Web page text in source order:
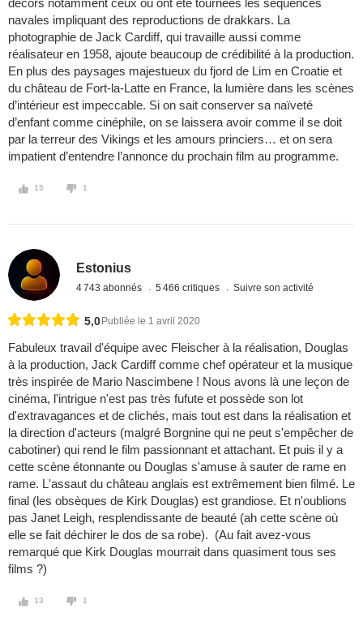
décors notamment ceux où ont été tournées les séquences
navales impliquant des reproductions de drakkars. La
photographie de Jack Cardiff, qui travaille aussi comme
réalisateur en 1958, ajoute beaucoup de crédibilité à la production.
En plus des paysages majestueux du fjord de Lim en Croatie et
du château de Fort-la-Latte en France, la lumière dans les scènes
d’intérieur est impeccable. Si on sait conserver sa naïveté
d’enfant comme cinéphile, on se laissera avoir comme il se doit
par la terreur des Vikings et les amours princiers… et on sera
impatient d’entendre l’annonce du prochain film au programme.
15 1
Estonius
4 743 abonnés 5 466 critiques Suivre son activité
5,0 Publiée le 1 avril 2020
Fabuleux travail d'équipe avec Fleischer à la réalisation, Douglas
à la production, Jack Cardiff comme chef opérateur et la musique
très inspirée de Mario Nascimbene ! Nous avons là une leçon de
cinéma, l'intrigue n'est pas très fufute et possède son lot
d'extravagances et de clichés, mais tout est dans la réalisation et
la direction d'acteurs (malgré Borgnine qui ne peut s'empêcher de
cabotiner) qui rend le film passionnant et attachant. Et puis il y a
cette scène étonnante ou Douglas s'amuse à sauter de rame en
rame. L'assaut du château anglais est extrêmement bien filmé. Le
final (les obsèques de Kirk Douglas) est grandiose. Et n'oublions
pas Janet Leigh, resplendissante de beauté (ah cette scène où
elle se fait déchirer le dos de sa robe). (Au fait avez-vous
remarqué que Kirk Douglas mourrait dans quasiment tous ses
films ?)
13 1